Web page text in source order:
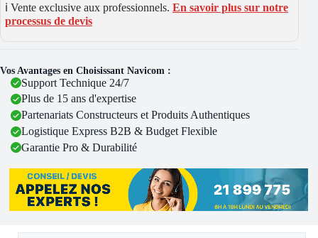
ℹ️ Vente exclusive aux professionnels. En savoir plus sur notre
processus de devis
Vos Avantages en Choisissant Navicom :
Support Technique 24/7
Plus de 15 ans d'expertise
Partenariats Constructeurs et Produits Authentiques
Logistique Express B2B & Budget Flexible
Garantie Pro & Durabilité